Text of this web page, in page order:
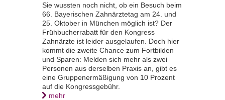
Sie wussten noch nicht, ob ein Besuch beim
66. Bayerischen Zahnärztetag am 24. und
25. Oktober in München möglich ist? Der
Frühbucherrabatt für den Kongress
Zahnärzte ist leider ausgelaufen. Doch hier
kommt die zweite Chance zum Fortbilden
und Sparen: Melden sich mehr als zwei
Personen aus derselben Praxis an, gibt es
eine Gruppenermäßigung von 10 Prozent
auf die Kongressgebühr.
mehr